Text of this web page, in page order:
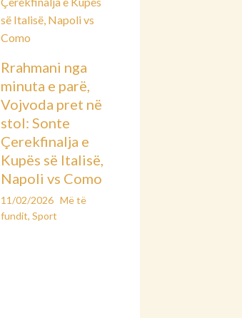
Rrahmani nga
minuta e parë,
Vojvoda pret në
stol: Sonte
Çerekfinalja e
Kupës së Italisë,
Napoli vs Como
11/02/2026 Më të
fundit, Sport